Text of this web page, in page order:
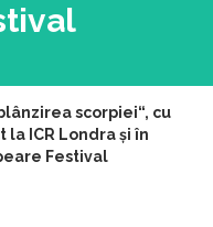
scorpiei“, cu
ICR Londra și în
Festival